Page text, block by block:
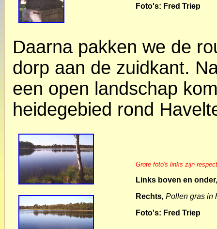
Foto's: Fred Triep
Daarna pakken we de
dorp aan de zuidkant.
een open landschap
heidegebied rond
Grote foto's links zijn
Links boven en
Rechts, Pollen gras in
Foto's: Fred Triep